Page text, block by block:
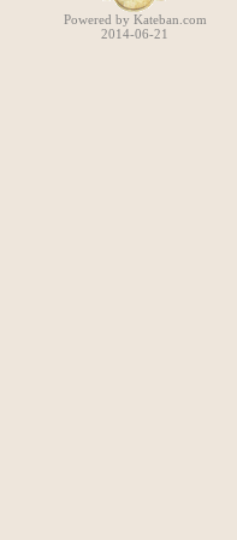
Powered by Kateban.com
2014-06-21